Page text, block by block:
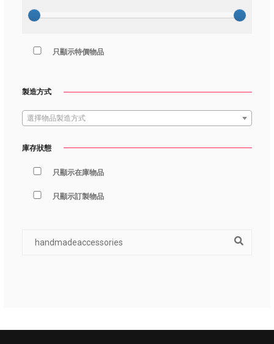
只顯示特價物品
製造方式
選擇物品製造方式
庫存狀態
只顯示在庫物品
只顯示訂製物品